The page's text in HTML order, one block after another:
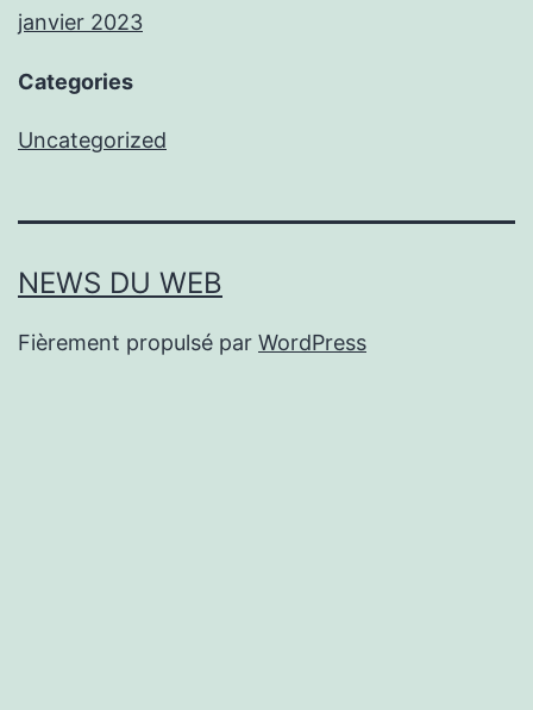
janvier 2023
Categories
Uncategorized
NEWS DU WEB
Fièrement propulsé par WordPress